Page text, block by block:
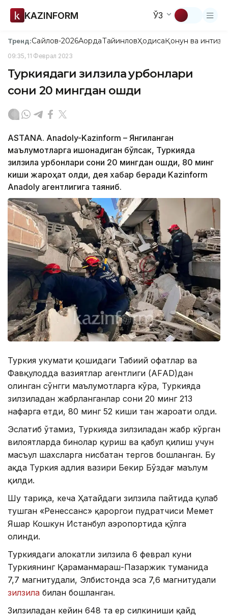
KAZINFORM ЎЗ
Тренд:Сайлов-2026АқордаТайинловҲодисаҚонун ва
09:35, 11 Феврал 2023
Туркиядаги зилзила қурбонлари
сони 20 мингдан ошди
ASTANА. Anadoly-Kazinform – Янгиланган
маълумотларга ишонадиган бўлсак, Туркияда
зилзила қурбонлари сони 20 мингдан ошди, 80 минг
киши жароҳат олди, дея хабар беради Kazinform
Аnadoly агентлигига таяниб.
Туркия ҳукумати қошидаги Табиий офатлар ва
Фавқулодда вазиятлар агентлиги (АFАD)дан
олинган сўнгги маълумотларга кўра, Туркияда
зилзиладан жабрланганлар сони 20 минг 213
нафарга етди, 80 минг 52 киши тан жароҳати олди.
Эслатиб ўтамиз, Туркияда зилзиладан жабр кўрган
вилоятларда бинолар қуриш ва қабул қилиш учун
масъул шахсларга нисбатан тергов бошланган. Бу
ҳақда Туркия адлия вазири Бекир Бўздағ маълум
қилди.
Шу тариқа, кеча Ҳатайдаги зилзила пайтида қулаб
тушган «Ренессанс» қароргоҳи пудратчиси Меҳмет
Яшар Кошкун Истанбул аэропортида қўлга
олинди.
Туркиядаги ҳалокатли зилзила 6 феврал куни
Туркиянинг Қаҳраманмараш-Пазаржик туманида
7,7 магнитудали, Элбистонда эса 7,6 магнитудали
зилзила билан бошланган.
Зилзиладан кейин 648 та ер силкиниши қайд